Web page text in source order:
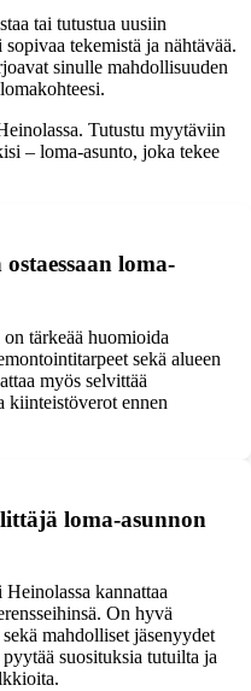
tai tutustua uusiin
tekemistä ja nähtävää.
sinulle mahdollisuuden
Tutustu myytäviin
– loma-asunto, joka tekee
loma-
tärkeää huomioida
sekä alueen
myös selvittää
kiinteistöverot ennen
loma-asunnon
kannattaa
On hyvä
mahdolliset jäsenyydet
suosituksia tutuilta ja